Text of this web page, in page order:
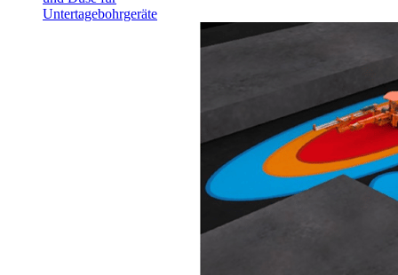
Untertagebohrgeräte